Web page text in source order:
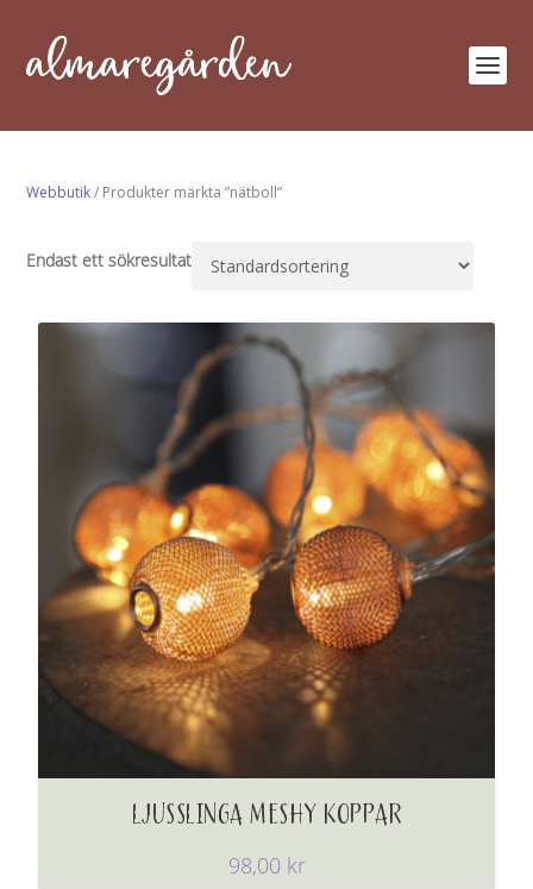
Webbutik/ Produkter märkta ”nätboll”
Endast ett sökresultat
LJUSSLINGA MESHY KOPPAR
98,00 kr